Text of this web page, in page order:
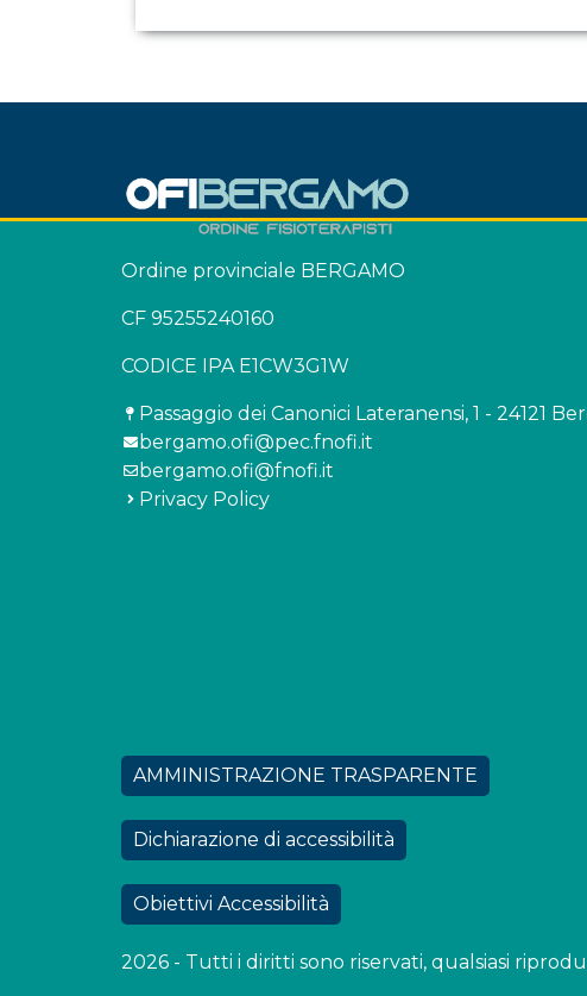
Ordine provinciale BERGAMO
CF 95255240160
CODICE IPA E1CW3G1W
Passaggio dei Canonici Lateranensi, 1 - 24121
bergamo.ofi@pec.fnofi.it
bergamo.ofi@fnofi.it
Privacy Policy
AMMINISTRAZIONE TRASPARENTE
Dichiarazione di accessibilità
Obiettivi Accessibilità
2026 - Tutti i diritti sono riservati, qualsiasi